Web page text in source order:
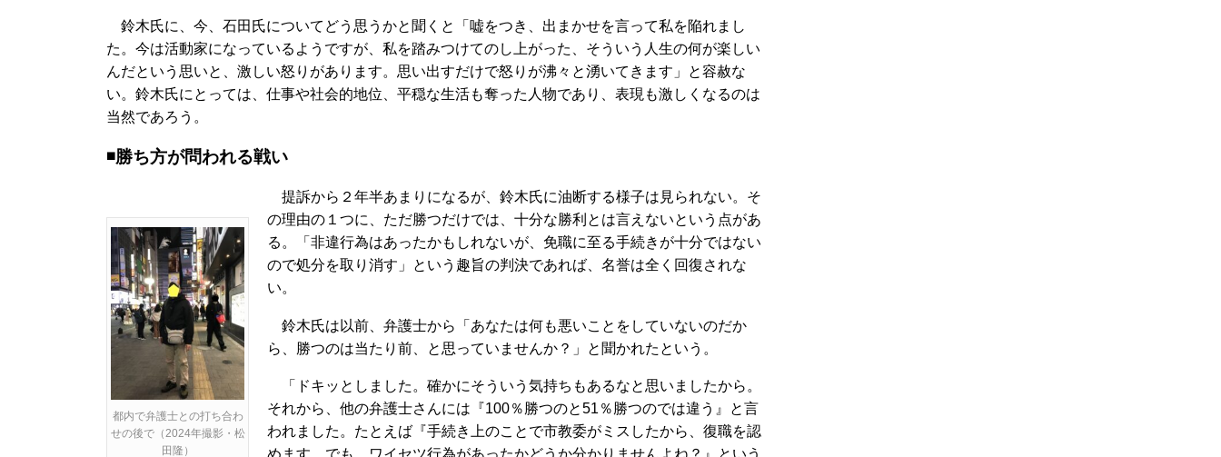
鈴木氏に、今、石田氏についてどう思うかと聞くと「嘘をつき、出まかせを言って私を陥れまし
た。今は活動家になっているようですが、私を踏みつけてのし上がった、そういう人生の何が楽しい
んだという思いと、激しい怒りがあります。思い出すだけで怒りが沸々と湧いてきます」と容赦な
い。鈴木氏にとっては、仕事や社会的地位、平穏な生活も奪った人物であり、表現も激しくなるのは
当然であろう。
◾️勝ち方が問われる戦い
都内で弁護士との打ち合わ
せの後で（2024年撮影・松
田隆）
提訴から２年半あまりになるが、鈴木氏に油断する様子は見られない。そ
の理由の１つに、ただ勝つだけでは、十分な勝利とは言えないという点があ
る。「非違行為はあったかもしれないが、免職に至る手続きが十分ではない
ので処分を取り消す」という趣旨の判決であれば、名誉は全く回復されな
い。
鈴木氏は以前、弁護士から「あなたは何も悪いことをしていないのだか
ら、勝つのは当たり前、と思っていませんか？」と聞かれたという。
「ドキッとしました。確かにそういう気持ちもあるなと思いましたから。
それから、他の弁護士さんには『100％勝つのと51％勝つのでは違う』と言
われました。たとえば『手続き上のことで市教委がミスしたから、復職を認